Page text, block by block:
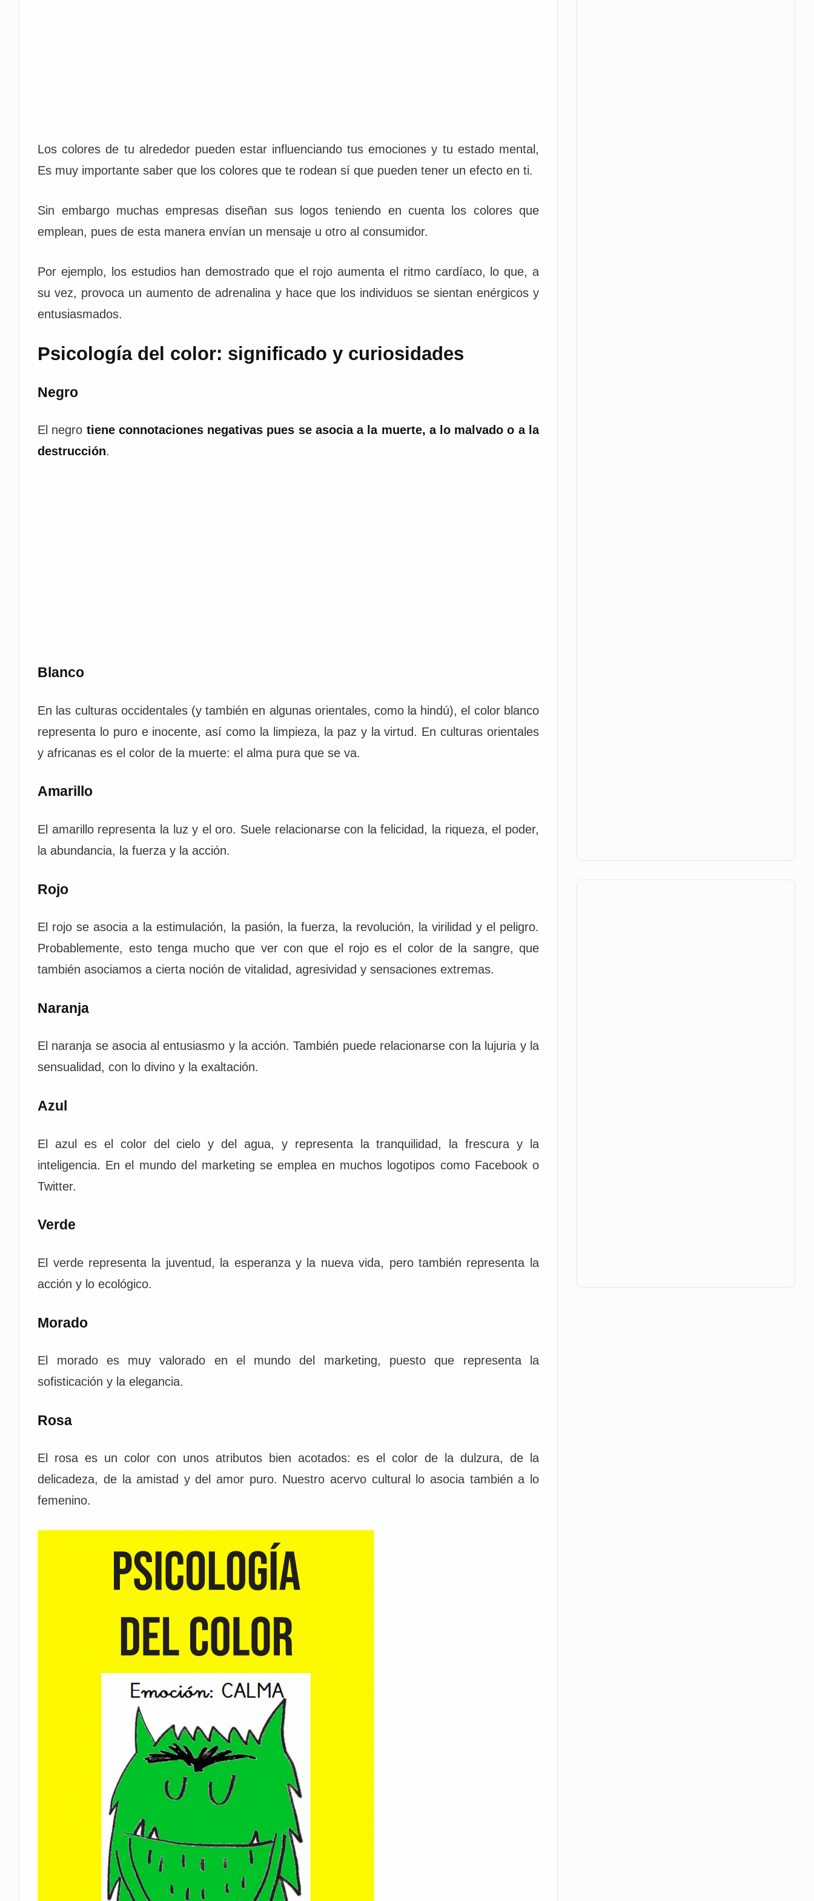
Los colores de tu alrededor pueden estar influenciando tus emociones y tu estado mental,
Es muy importante saber que los colores que te rodean sí que pueden tener un efecto en ti.
Sin embargo muchas empresas diseñan sus logos teniendo en cuenta los colores que
emplean, pues de esta manera envían un mensaje u otro al consumidor.
Por ejemplo, los estudios han demostrado que el rojo aumenta el ritmo cardíaco, lo que, a
su vez, provoca un aumento de adrenalina y hace que los individuos se sientan enérgicos y
entusiasmados.
Psicología del color: significado y curiosidades
Negro
El negro tiene connotaciones negativas pues se asocia a la muerte, a lo malvado o a la
destrucción.
Blanco
En las culturas occidentales (y también en algunas orientales, como la hindú), el color blanco
representa lo puro e inocente, así como la limpieza, la paz y la virtud. En culturas orientales
y africanas es el color de la muerte: el alma pura que se va.
Amarillo
El amarillo representa la luz y el oro. Suele relacionarse con la felicidad, la riqueza, el poder,
la abundancia, la fuerza y la acción.
Rojo
El rojo se asocia a la estimulación, la pasión, la fuerza, la revolución, la virilidad y el peligro.
Probablemente, esto tenga mucho que ver con que el rojo es el color de la sangre, que
también asociamos a cierta noción de vitalidad, agresividad y sensaciones extremas.
Naranja
El naranja se asocia al entusiasmo y la acción. También puede relacionarse con la lujuria y la
sensualidad, con lo divino y la exaltación.
Azul
El azul es el color del cielo y del agua, y representa la tranquilidad, la frescura y la
inteligencia. En el mundo del marketing se emplea en muchos logotipos como Facebook o
Twitter.
Verde
El verde representa la juventud, la esperanza y la nueva vida, pero también representa la
acción y lo ecológico.
Morado
El morado es muy valorado en el mundo del marketing, puesto que representa la
sofisticación y la elegancia.
Rosa
El rosa es un color con unos atributos bien acotados: es el color de la dulzura, de la
delicadeza, de la amistad y del amor puro. Nuestro acervo cultural lo asocia también a lo
femenino.